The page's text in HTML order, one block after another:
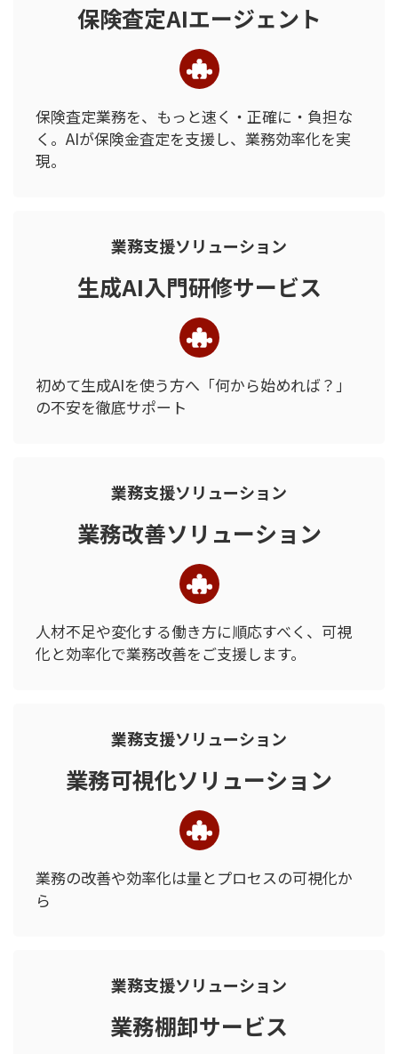
保険査定AIエージェント
保険査定業務を、 もっと速く・正確に・負担な
く。 AIが保険金査定を支援し、 業務効率化を実
現。
業務支援ソリューション
生成AI入門研修サービス
初めて生成AIを使う方へ 「何から始めれば？」
の不安を徹底サポート
業務支援ソリューション
業務改善ソリューション
人材不足や変化する働き方に順応すべく、可視
化と効率化で業務改善をご支援します。
業務支援ソリューション
業務可視化ソリューション
業務の改善や効率化は量とプロセスの可視化か
ら
業務支援ソリューション
業務棚卸サービス